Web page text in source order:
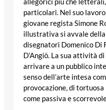
allegorici più che
particolari. Nel suo
giovane regista Simone
illustrativa si avvale
disegnatori Domenico Di
D’Angiò. La sua attività
arrivare a un pubblico
senso dell’arte intesa
provocazione, di tortuosa
come passiva e